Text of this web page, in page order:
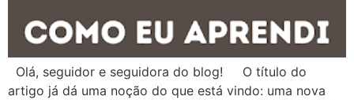
Olá, seguidor e seguidora do blog! O título do
artigo já dá uma noção do que está vindo: uma nova